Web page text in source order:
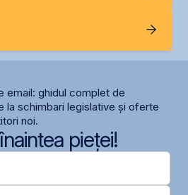
email: ghidul complet de
la schimbari legislative și oferte
noi.
pieței!